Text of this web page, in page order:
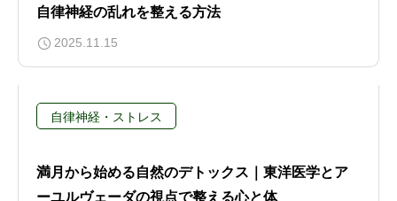
自律神経の乱れを整える方法
2025.11.15
自律神経・ストレス
満月から始める自然のデトックス｜東洋医学とア
ーユルヴェーダの視点で整える心と体